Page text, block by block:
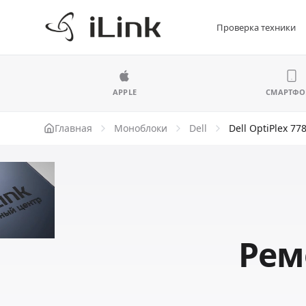
Проверка техники
APPLE
Главная Моноблоки Dell Dell OptiPlex